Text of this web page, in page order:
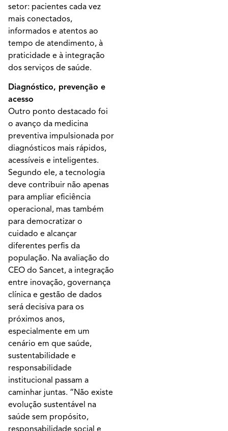
setor: pacientes cada vez
mais conectados,
informados e atentos ao
tempo de atendimento, à
praticidade e à integração
dos serviços de saúde.
Diagnóstico, prevenção e
acesso
Outro ponto destacado foi
o avanço da medicina
preventiva impulsionada por
diagnósticos mais rápidos,
acessíveis e inteligentes.
Segundo ele, a tecnologia
deve contribuir não apenas
para ampliar eficiência
operacional, mas também
para democratizar o
cuidado e alcançar
diferentes perfis da
população. Na avaliação do
CEO do Sancet, a integração
entre inovação, governança
clínica e gestão de dados
será decisiva para os
próximos anos,
especialmente em um
cenário em que saúde,
sustentabilidade e
responsabilidade
institucional passam a
caminhar juntas. “Não existe
evolução sustentável na
saúde sem propósito,